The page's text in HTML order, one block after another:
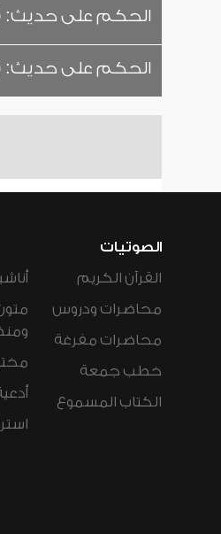
الحكم على حديث:
الحكم على حديث:
الصوتيات
القرآن الكريم
محاضرات ودروس
محاضرات مفرغة
خطب جمعة
الكتاب المسموع